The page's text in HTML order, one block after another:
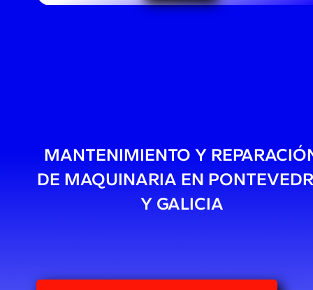
MANTENIMIENTO Y
DE MAQUINARIA EN
Y GALICIA